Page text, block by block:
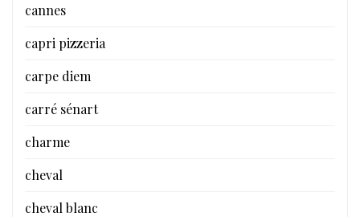
cannes
capri pizzeria
carpe diem
carré sénart
charme
cheval
cheval blanc